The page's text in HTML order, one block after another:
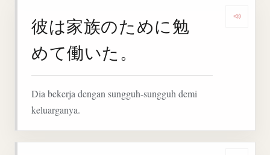
彼は家族のために勉
めて働いた。
Dia bekerja dengan sungguh-sungguh demi
keluarganya.